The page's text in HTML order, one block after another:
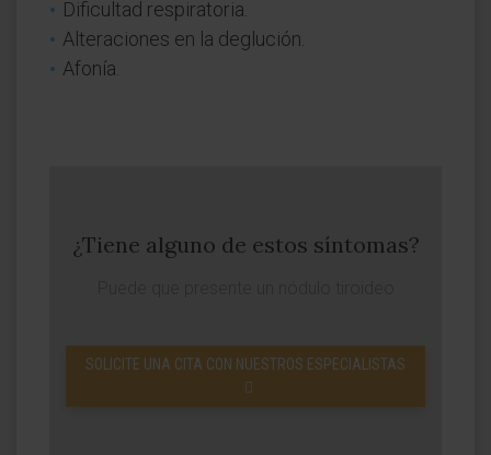
Dificultad respiratoria.
Alteraciones en la deglución.
Afonía.
¿Tiene alguno de estos síntomas?
SOLICITE UNA CITA CON NUESTROS ESPECIALISTAS